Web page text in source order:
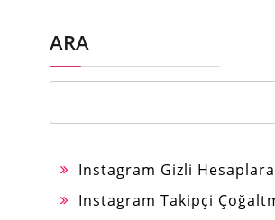
ARA
Instagram Gizli
Instagram Takipçi